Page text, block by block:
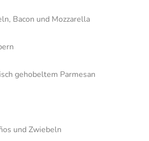
Bacon und Mozzarella
gehobeltem Parmesan
und Zwiebeln